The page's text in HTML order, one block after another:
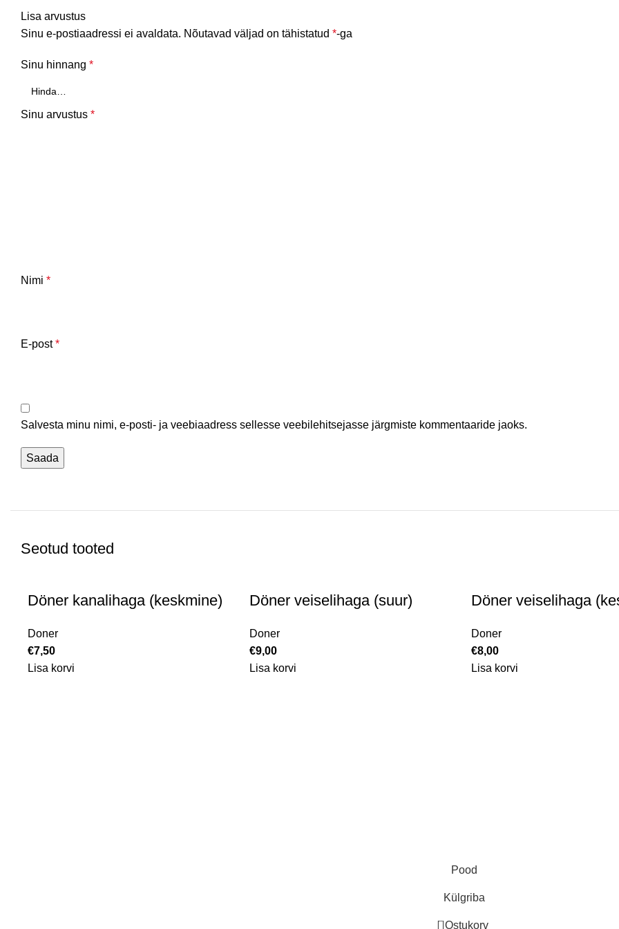
Lisa arvustus
Sinu e-postiaadressi ei avaldata. Nõutavad väljad on tähistatud *-ga
Sinu hinnang *
Sinu arvustus *
Nimi *
E-post*
Salvesta minu nimi, e-posti- ja veebiaadress sellesse veebilehitsejasse järgmiste kommentaaride jaoks.
Seotud tooted
Döner kanalihaga (keskmine)
Doner
€7,50
Lisa korvi
Döner veiselihaga (suur)
Doner
€9,00
Lisa korvi
Döner veiselihaga
Doner
€8,00
Lisa korvi
Pood
Külgriba
0 Ostukorv